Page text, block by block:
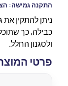
התקנה גמישה:
ניתן להתקין
כבילה, כך
ולסגנון החלל.
פרטי